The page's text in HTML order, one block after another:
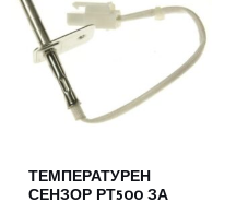
ТЕМПЕРАТУРЕН
СЕНЗОР РТ500 ЗА